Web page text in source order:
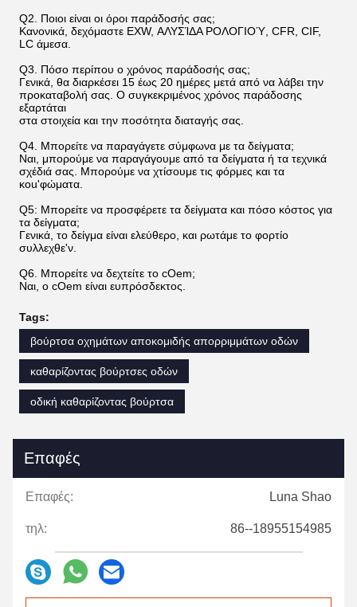
Q2. Ποιοι είναι οι όροι παράδοσής σας;
Κανονικά, δεχόμαστε EXW, ΑΛΥΣΊΔΑ ΡΟΛΟΓΙΟΎ, CFR, CIF,
LC άμεσα.
Q3. Πόσο περίπου ο χρόνος παράδοσής σας;
Γενικά, θα διαρκέσει 15 έως 20 ημέρες μετά από να λάβει την
προκαταβολή σας. Ο συγκεκριμένος χρόνος παράδοσης
εξαρτάται
στα στοιχεία και την ποσότητα διαταγής σας.
Q4. Μπορείτε να παραγάγετε σύμφωνα με τα δείγματα;
Ναι, μπορούμε να παραγάγουμε από τα δείγματα ή τα τεχνικά
σχέδιά σας. Μπορούμε να χτίσουμε τις φόρμες και τα
κοu'φώματα.
Q5: Μπορείτε να προσφέρετε τα δείγματα και πόσο κόστος για
τα δείγματα;
Γενικά, το δείγμα είναι ελεύθερο, και ρωτάμε το φορτίο
συλλεχθε'ν.
Q6. Μπορείτε να δεχτείτε το cOem;
Ναι, ο cOem είναι ευπρόσδεκτος.
Tags:
βούρτσα οχημάτων αποκομιδής απορριμμάτων οδών
καθαρίζοντας βούρτσες οδών
οδική καθαρίζοντας βούρτσα
Επαφές
Επαφές: Luna Shao
τηλ: 86--18955154985